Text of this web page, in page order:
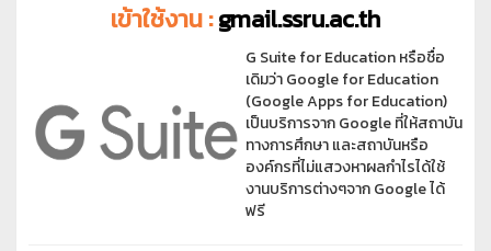
เข้าใช้งาน :gmail.ssru.ac.th
G Suite for Education หรือชื่อ
เดิมว่า Google for Education
(Google Apps for Education)
เป็นบริการจาก Google ที่ให้สถาบัน
ทางการศึกษา และสถาบันหรือ
องค์กรที่ไม่แสวงหาผลกำไรได้ใช้
งานบริการต่างๆจาก Google ได้
ฟรี